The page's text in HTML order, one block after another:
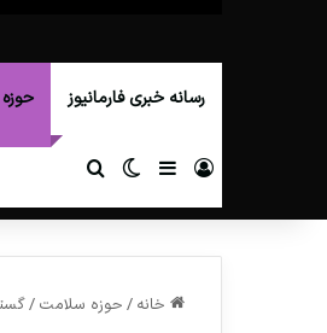
رسانه خبری فارمانیوز
ورود سایدبارتغییر پوسته
خانه / حوزه سلامت /